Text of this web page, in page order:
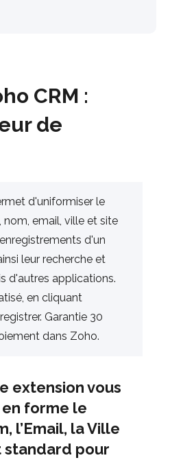
CRM :
de
d'uniformiser le
email, ville et site
d'un
leur recherche et
d'autres applications.
en cliquant
Garantie 30
dans Zoho.
extension vous
forme le
l’Email, la Ville
standard pour